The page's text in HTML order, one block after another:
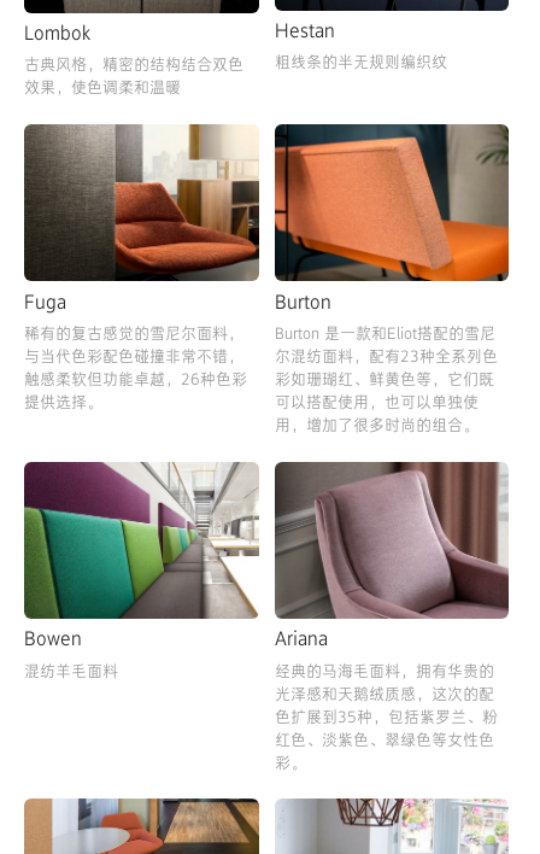
Lombok
古典风格，精密的结构结合双色
效果，使色调柔和温暖
Hestan
粗线条的半无规则编织纹
Fuga
稀有的复古感觉的雪尼尔面料，
与当代色彩配色碰撞非常不错，
触感柔软但功能卓越，26种色彩
提供选择。
Burton
Burton 是一款和Eliot搭配的雪尼
尔混纺面料，配有23种全系列色
彩如珊瑚红、鲜黄色等，它们既
可以搭配使用，也可以单独使
用，增加了很多时尚的组合。
Bowen
混纺羊毛面料
Ariana
经典的马海毛面料，拥有华贵的
光泽感和天鹅绒质感，这次的配
色扩展到35种，包括紫罗兰、粉
红色、淡紫色、翠绿色等女性色
彩。